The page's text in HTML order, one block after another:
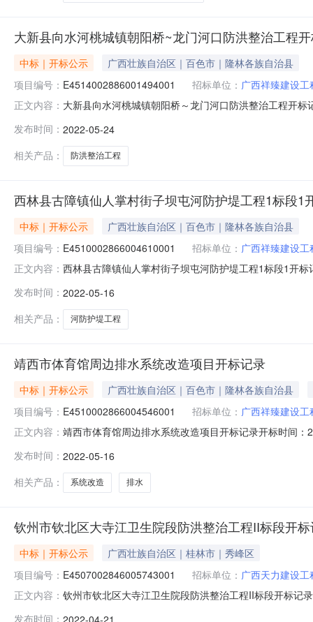
大新县向水河桃城镇朝阳桥~龙门河口防洪整治工程
中标｜开标公示
广西壮族自治区｜百色市｜隆林各族自治县
项目编号： E4514002886001494001 招标单位： 广西祥臻建设
正文内容： 大新县向水河桃城镇朝阳桥～龙门河口防洪整治工程开
科技（浙江）有限公司;项目负责人:;报价:0.00元/%;工期
发布时间： 2022-05-24
相关产品：
防洪整治工程
西林县古障镇仙人掌村街子坝屯河防护堤工程1标段1
中标｜开标公示
广西壮族自治区｜百色市｜隆林各族自治县
项目编号： E4510002866004610001 招标单位： 广西祥臻建设
正文内容： 西林县古障镇仙人掌村街子坝屯河防护堤工程1标段1开
业通建设工程有限公司;项目负责人:;报价:0.00元/%;工期
发布时间： 2022-05-16
相关产品：
河防护堤工程
靖西市体育馆周边排水系统改造项目开标记录
中标｜开标公示
广西壮族自治区｜百色市｜隆林各族自治县
项目编号： E4510002866004546001 招标单位： 广西祥臻建设
正文内容： 靖西市体育馆周边排水系统改造项目开标记录开标时间
限公司;项目负责人:;报价:12898773.37元/%;工期:240日
发布时间： 2022-05-16
相关产品：
系统改造 排水
钦州市钦北区大寺江卫生院段防洪整治工程II标段开
中标｜开标公示
广西壮族自治区｜桂林市｜秀峰区
项目编号： E4507002846005743001 招标单位： 广西天力建设
正文内容： 钦州市钦北区大寺江卫生院段防洪整治工程II标段开标
发布时间： 2022-04-21